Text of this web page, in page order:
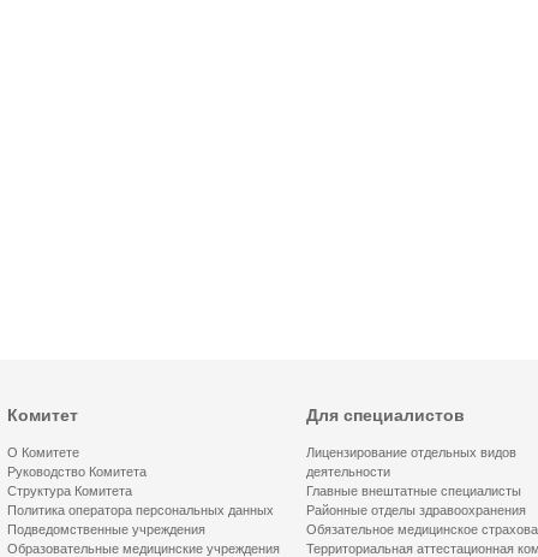
Комитет
О Комитете
Руководство Комитета
Структура Комитета
Политика оператора персональных данных
Подведомственные учреждения
Образовательные медицинские учреждения
Для специалистов
Лицензирование отдельных видов
деятельности
Главные внештатные специалисты
Районные отделы здравоохранения
Обязательное медицинское
Территориальная аттестационная